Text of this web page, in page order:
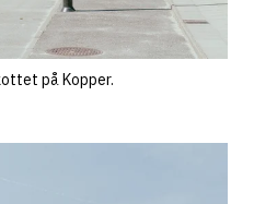
på Kopper.